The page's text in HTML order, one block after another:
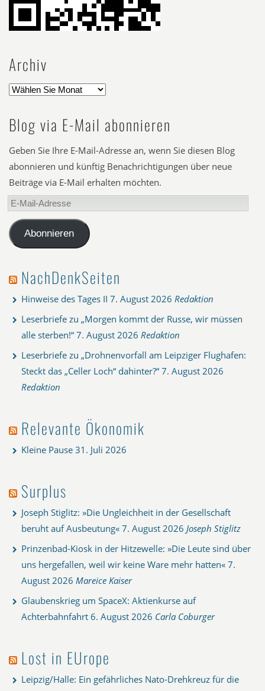
Archiv
Blog via E-Mail abonnieren
Geben Sie Ihre E-Mail-Adresse an, wenn Sie diesen Blog
abonnieren und künftig Benachrichtigungen über neue
Beiträge via E-Mail erhalten möchten.
E-
Mail-
AdresseAbonnieren
NachDenkSeiten
Hinweise des Tages II 7. August 2026 Redaktion
Leserbriefe zu „Morgen kommt der Russe, wir müssen
alle sterben!“ 7. August 2026 Redaktion
Leserbriefe zu „Drohnenvorfall am Leipziger Flughafen:
Steckt das „Celler Loch“ dahinter?“ 7. August 2026
Redaktion
Relevante Ökonomik
Kleine Pause 31. Juli 2026
Surplus
Joseph Stiglitz: »Die Ungleichheit in der Gesellschaft
beruht auf Ausbeutung« 7. August 2026 Joseph Stiglitz
Prinzenbad-Kiosk in der Hitzewelle: »Die Leute sind über
uns hergefallen, weil wir keine Ware mehr hatten« 7.
August 2026 Mareice Kaiser
Glaubenskrieg um SpaceX: Aktienkurse auf
Achterbahnfahrt 6. August 2026 Carla Coburger
Lost in EUrope
Leipzig/Halle: Ein gefährliches Nato-Drehkreuz für die